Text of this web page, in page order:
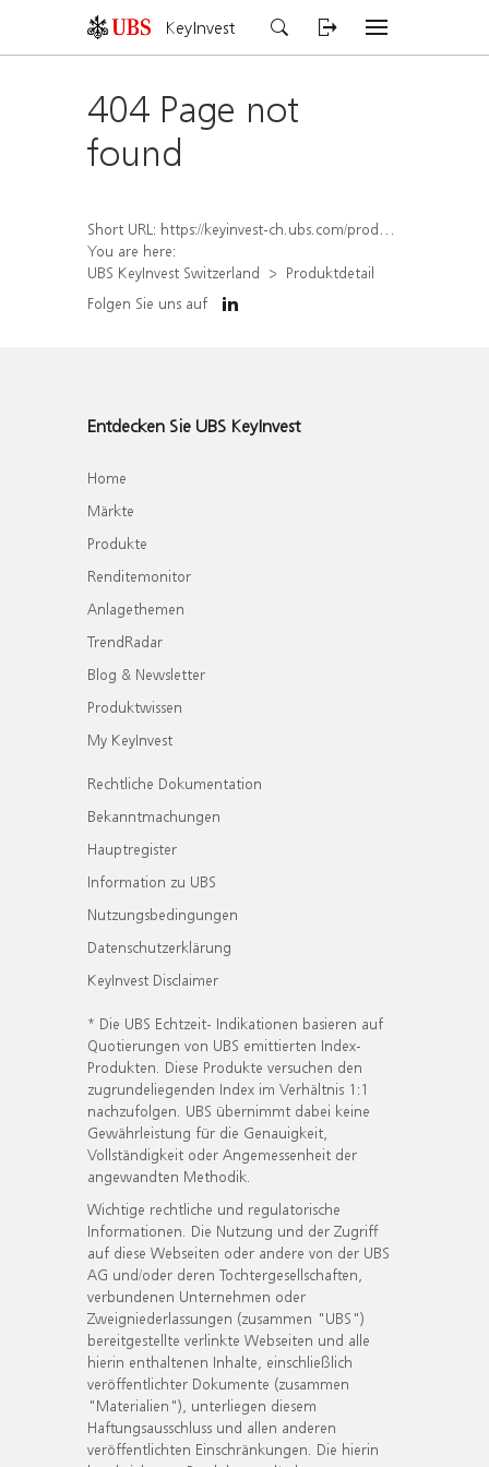
KeyInvest
404 Page not
found
Short URL: https://keyinvest-ch.ubs.com/produkt/detail/index/isin/CH1569453934
You are here:
UBS KeyInvest Switzerland
Produktdetail
Folgen Sie uns auf
Entdecken Sie UBS KeyInvest
Home
Märkte
Produkte
Renditemonitor
Anlagethemen
TrendRadar
Blog & Newsletter
Produktwissen
My KeyInvest
Rechtliche Dokumentation
Bekanntmachungen
Hauptregister
Information zu UBS
Nutzungsbedingungen
Datenschutzerklärung
KeyInvest Disclaimer
* Die UBS Echtzeit- Indikationen basieren auf
Quotierungen von UBS emittierten Index-
Produkten. Diese Produkte versuchen den
zugrundeliegenden Index im Verhältnis 1:1
nachzufolgen. UBS übernimmt dabei keine
Gewährleistung für die Genauigkeit,
Vollständigkeit oder Angemessenheit der
angewandten Methodik.
Wichtige rechtliche und regulatorische
Informationen. Die Nutzung und der Zugriff
auf diese Webseiten oder andere von der UBS
AG und/oder deren Tochtergesellschaften,
verbundenen Unternehmen oder
Zweigniederlassungen (zusammen "UBS")
bereitgestellte verlinkte Webseiten und alle
hierin enthaltenen Inhalte, einschließlich
veröffentlichter Dokumente (zusammen
"Materialien"), unterliegen diesem
Haftungsausschluss und allen anderen
veröffentlichten Einschränkungen. Die hierin